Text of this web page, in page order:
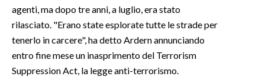
SPIAGGE
STORE
agenti, ma dopo tre anni, a luglio, era stato
rilasciato. "Erano state esplorate tutte le strade per
tenerlo in carcere", ha detto Ardern annunciando
entro fine mese un inasprimento del Terrorism
Suppression Act, la legge anti-terrorismo.